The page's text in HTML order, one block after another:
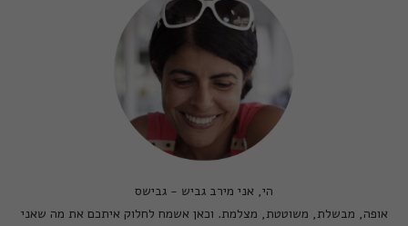
הי, אני מירב גביש - גבישס
אופה, מבשלת, משוטטת, מצלמת. וכאן אשמח לחלוק איתכם את מה שאני